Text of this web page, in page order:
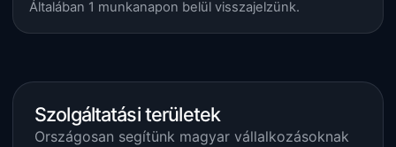
Általában 1 munkanapon belül visszajelzünk.
Szolgáltatási területek
Országosan segítünk magyar vállalkozásoknak